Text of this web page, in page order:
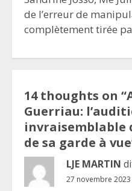
de l’erreur de
complètement tirée
14 thoughts on “
Guerriau:
invraisemblable
de sa garde à vue
LJE MARTIN
27 novembre 2023